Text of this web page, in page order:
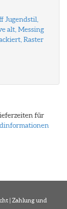
Jugendstil,
alt, Messing
Raster
für
| Zahlung und